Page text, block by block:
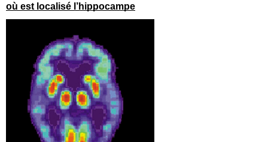
où est localisé l’hippocampe